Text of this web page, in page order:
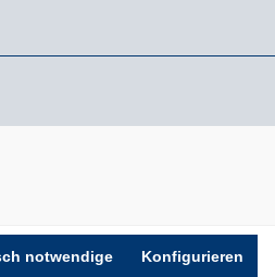
notwendige Konfigurieren